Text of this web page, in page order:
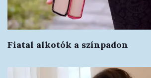
Fiatal alkotók a színpadon